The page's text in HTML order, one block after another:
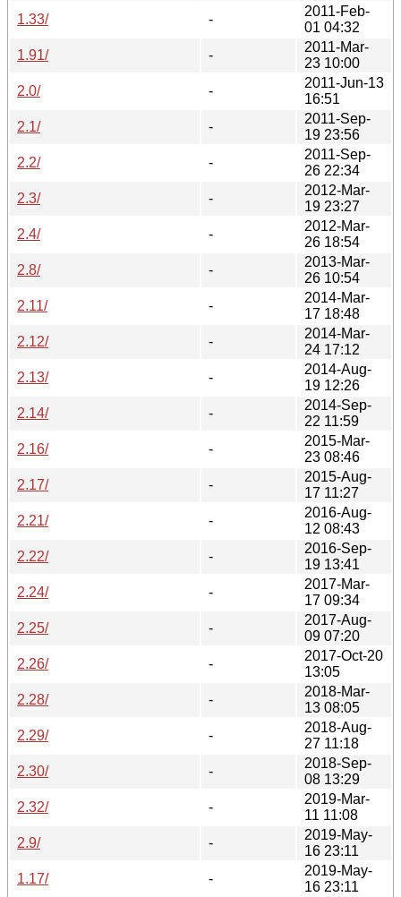
1.33/
-
2011-Feb-
01 04:32
1.91/
-
2011-Mar-
23 10:00
2.0/
-
2011-Jun-13
16:51
2.1/
-
2011-Sep-
19 23:56
2.2/
-
2011-Sep-
26 22:34
2.3/
-
2012-Mar-
19 23:27
2.4/
-
2012-Mar-
26 18:54
2.8/
-
2013-Mar-
26 10:54
2.11/
-
2014-Mar-
17 18:48
2.12/
-
2014-Mar-
24 17:12
2.13/
-
2014-Aug-
19 12:26
2.14/
-
2014-Sep-
22 11:59
2.16/
-
2015-Mar-
23 08:46
2.17/
-
2015-Aug-
17 11:27
2.21/
-
2016-Aug-
12 08:43
2.22/
-
2016-Sep-
19 13:41
2.24/
-
2017-Mar-
17 09:34
2.25/
-
2017-Aug-
09 07:20
2.26/
-
2017-Oct-20
13:05
2.28/
-
2018-Mar-
13 08:05
2.29/
-
2018-Aug-
27 11:18
2.30/
-
2018-Sep-
08 13:29
2.32/
-
2019-Mar-
11 11:08
2.9/
-
2019-May-
16 23:11
1.17/
-
2019-May-
16 23:11